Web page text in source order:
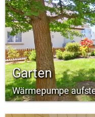
Garten
Wärmepumpe